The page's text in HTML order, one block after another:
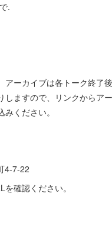
.
ーカイブは各トーク終了
ますので、リンクからア
ください。
4-7-22
確認ください。